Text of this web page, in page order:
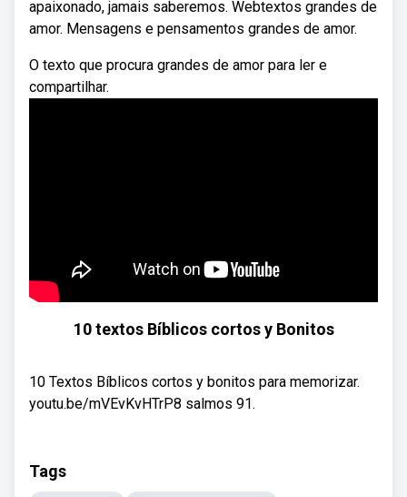
apaixonado, jamais saberemos. Webtextos grandes de
amor. Mensagens e pensamentos grandes de amor.
O texto que procura grandes de amor para ler e
compartilhar.
10 textos Bíblicos cortos y Bonitos
10 Textos Bíblicos cortos y bonitos para memorizar.
youtu.be/mVEvKvHTrP8 salmos 91.
Tags